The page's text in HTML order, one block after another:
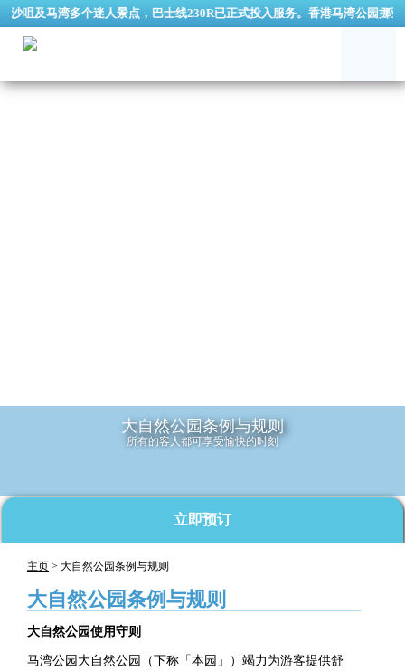
及马湾多个迷人景点，巴士线230R已正式投入服务。香港马湾公园挪亚方
大自然公园条例与规则
所有的客人都可享受愉快的时刻
立即预订
主页 > 大自然公园条例与规则
大自然公园条例与规则
大自然公园使用守则
马湾公园大自然公园（下称「本园」）竭力为游客提供舒